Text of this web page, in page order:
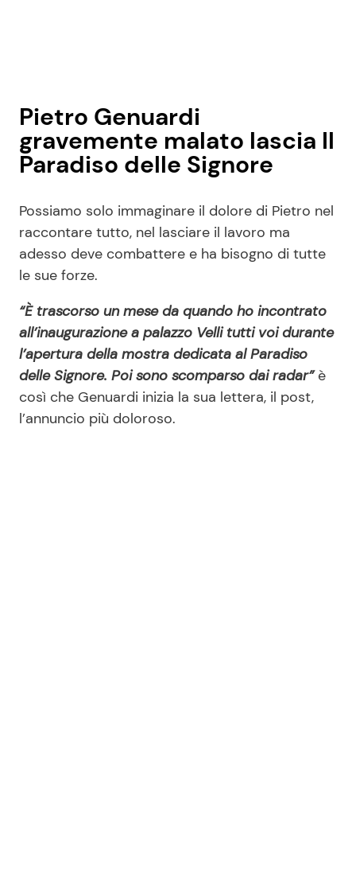
Pietro Genuardi
gravemente malato lascia Il
Paradiso delle Signore
Possiamo solo immaginare il dolore di Pietro nel
raccontare tutto, nel lasciare il lavoro ma
adesso deve combattere e ha bisogno di tutte
le sue forze.
“È trascorso un mese da quando ho incontrato
all’inaugurazione a palazzo Velli tutti voi durante
l’apertura della mostra dedicata al Paradiso
delle Signore. Poi sono scomparso dai radar”è
così che Genuardi inizia la sua lettera, il post,
l’annuncio più doloroso.